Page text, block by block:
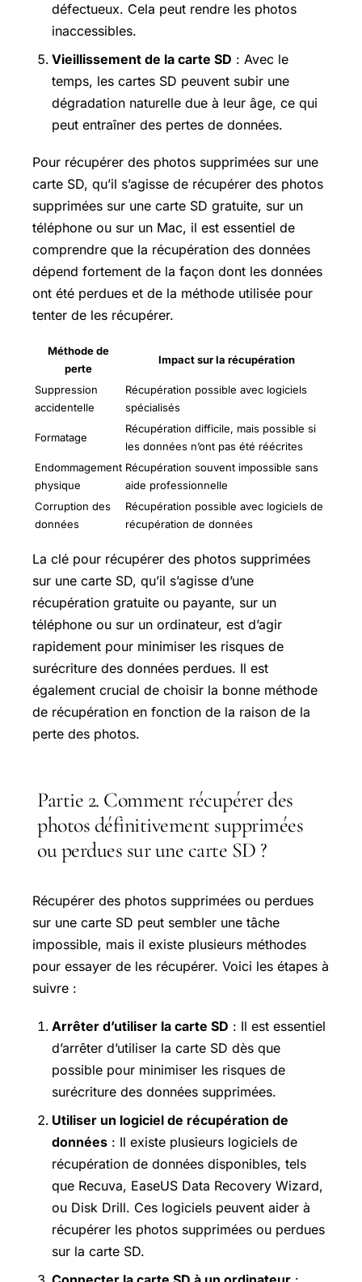
défectueux. Cela peut rendre les photos
inaccessibles.
Vieillissement de la carte SD : Avec le
temps, les cartes SD peuvent subir une
dégradation naturelle due à leur âge, ce qui
peut entraîner des pertes de données.
Pour récupérer des photos supprimées sur une
carte SD, qu’il s’agisse de récupérer des photos
supprimées sur une carte SD gratuite, sur un
téléphone ou sur un Mac, il est essentiel de
comprendre que la récupération des données
dépend fortement de la façon dont les données
ont été perdues et de la méthode utilisée pour
tenter de les récupérer.
Méthode de
perte
Impact sur la récupération
Suppression
accidentelle
Récupération possible avec logiciels
spécialisés
Formatage
Récupération difficile, mais possible si
les données n’ont pas été réécrites
Endommagement
physique
Récupération souvent impossible sans
aide professionnelle
Corruption des
données
Récupération possible avec logiciels de
récupération de données
La clé pour récupérer des photos supprimées
sur une carte SD, qu’il s’agisse d’une
récupération gratuite ou payante, sur un
téléphone ou sur un ordinateur, est d’agir
rapidement pour minimiser les risques de
surécriture des données perdues. Il est
également crucial de choisir la bonne méthode
de récupération en fonction de la raison de la
perte des photos.
Partie 2. Comment récupérer des
photos définitivement supprimées
ou perdues sur une carte SD ?
Récupérer des photos supprimées ou perdues
sur une carte SD peut sembler une tâche
impossible, mais il existe plusieurs méthodes
pour essayer de les récupérer. Voici les étapes à
suivre :
Arrêter d’utiliser la carte SD : Il est essentiel
d’arrêter d’utiliser la carte SD dès que
possible pour minimiser les risques de
surécriture des données supprimées.
Utiliser un logiciel de récupération de
données : Il existe plusieurs logiciels de
récupération de données disponibles, tels
que Recuva, EaseUS Data Recovery Wizard,
ou Disk Drill. Ces logiciels peuvent aider à
récupérer les photos supprimées ou perdues
sur la carte SD.